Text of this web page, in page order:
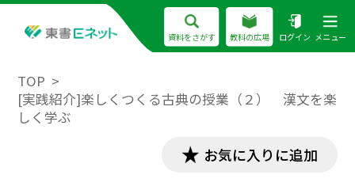
資料をさがす 教科の広場 ログイン メニュー
TOP
[実践紹介]楽しくつくる古典の授業（２） 漢文を楽
しく学ぶ
お気に入りに追加